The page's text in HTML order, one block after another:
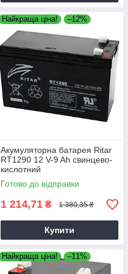
Найкраща ціна! –12%
Акумуляторна батарея Ritar
RT1290 12 V-9 Ah свинцево-
кислотний
Готово до відправки
1 214,71 ₴ 1 380,35 ₴
Купити
Найкраща ціна! –11%